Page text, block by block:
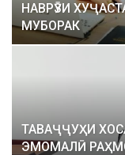
НАВРӮЗИ
МУБОРАК
ТАВАҶҶУҲИ
ЭМОМАЛӢ